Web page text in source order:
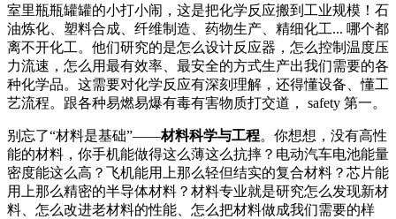
室里瓶瓶罐罐的小打小闹，这是把化学反应搬到工业规模！石
油炼化、塑料合成、纤维制造、药物生产、精细化工... 哪个都
离不开化工。他们研究的是怎么设计反应器，怎么控制温度压
力流速，怎么用最有效率、最安全的方式生产出我们需要的各
种化学品。这需要对化学反应有深刻理解，还得懂设备、懂工
艺流程。跟各种易燃易爆有毒有害物质打交道， safety 第一。
别忘了“材料是基础”——材料科学与工程。你想想，没有高性
能的材料，你手机能做得这么薄这么抗摔？电动汽车电池能量
密度能这么高？飞机能用上那么轻但结实的复合材料？芯片能
用上那么精密的半导体材料？材料专业就是研究怎么发现新材
料、怎么改进老材料的性能、怎么把材料做成我们需要的样